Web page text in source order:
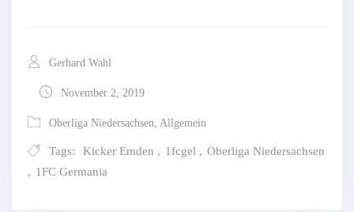
Gerhard Wahl
November 2, 2019
Oberliga Niedersachsen Allgemein
Tags: Kicker Emden , 1fcgel , Oberliga Niedersachsen
, 1FC Germania